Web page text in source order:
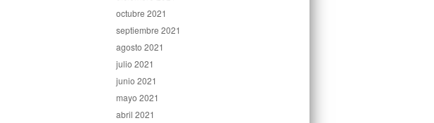
octubre 2021
septiembre 2021
agosto 2021
julio 2021
junio 2021
mayo 2021
abril 2021